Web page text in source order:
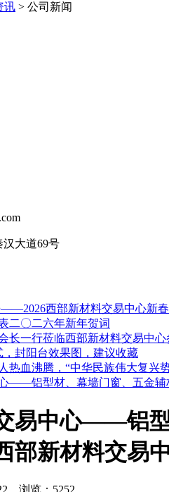
讯 > 公司新闻
大道69号
西部新材料交易中心新
二〇二六年新年贺词
长一行莅临西部新材料交易中心
，封阳台效果图，建议收藏
热血沸腾，“中华民族伟大复兴
——铝型材、幕墙门窗、五金辅
易中心——铝型
部新材料交易